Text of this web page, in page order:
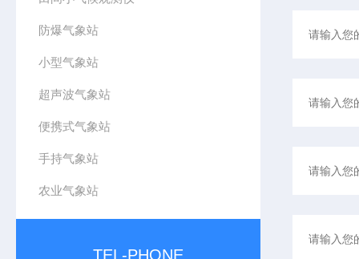
防爆气象站
小型气象站
超声波气象站
便携式气象站
手持气象站
农业气象站
TEL-PHONE